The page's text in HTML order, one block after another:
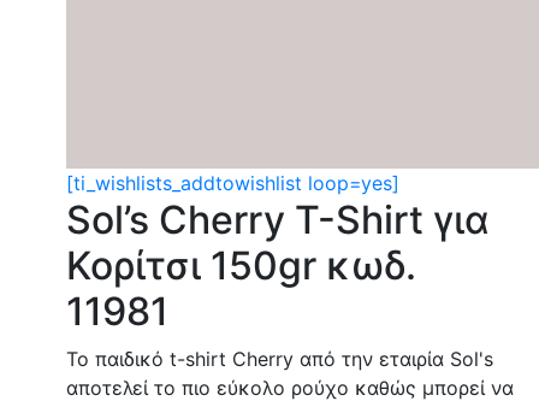
[ti_wishlists_addtowishlist loop=yes]
Sol’s Cherry T-Shirt για
Κορίτσι 150gr κωδ.
11981
Το παιδικό t-shirt Cherry από την εταιρία Sol's
αποτελεί το πιο εύκολο ρούχο καθώς μπορεί να